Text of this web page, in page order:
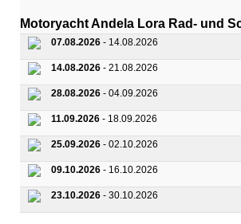
Motoryacht Andela Lora Rad- und
07.08.2026 - 14.08.2026
14.08.2026 - 21.08.2026
28.08.2026 - 04.09.2026
11.09.2026 - 18.09.2026
25.09.2026 - 02.10.2026
09.10.2026 - 16.10.2026
23.10.2026 - 30.10.2026